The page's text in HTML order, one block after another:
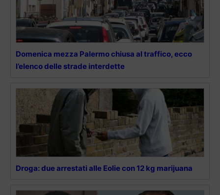
Domenica mezza Palermo chiusa al traffico, ecco
l’elenco delle strade interdette
Droga: due arrestati alle Eolie con 12 kg marijuana